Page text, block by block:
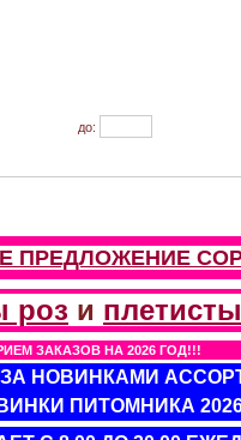
до:
ПРЕДЛОЖЕНИЕ
роз и
ЗАКАЗОВ НА 2026 ГОД!!!
ЗА НОВИНКАМИ
ПИТОМНИКА